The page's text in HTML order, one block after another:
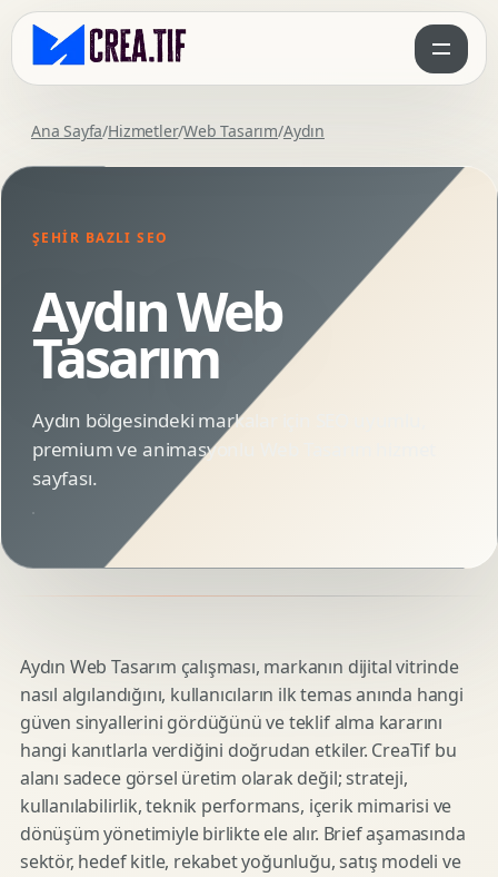
Ana Sayfa/Hizmetler/Web Tasarım/Aydın
ŞEHIR BAZLI SEO
Aydın Web
Tasarım
Aydın bölgesindeki markalar için SEO uyumlu,
premium ve animasyonlu Web Tasarım hizmet
sayfası.
Aydın Web Tasarım çalışması, markanın dijital vitrinde
nasıl algılandığını, kullanıcıların ilk temas anında hangi
güven sinyallerini gördüğünü ve teklif alma kararını
hangi kanıtlarla verdiğini doğrudan etkiler. CreaTif bu
alanı sadece görsel üretim olarak değil; strateji,
kullanılabilirlik, teknik performans, içerik mimarisi ve
dönüşüm yönetimiyle birlikte ele alır. Brief aşamasında
sektör, hedef kitle, rekabet yoğunluğu, satış modeli ve